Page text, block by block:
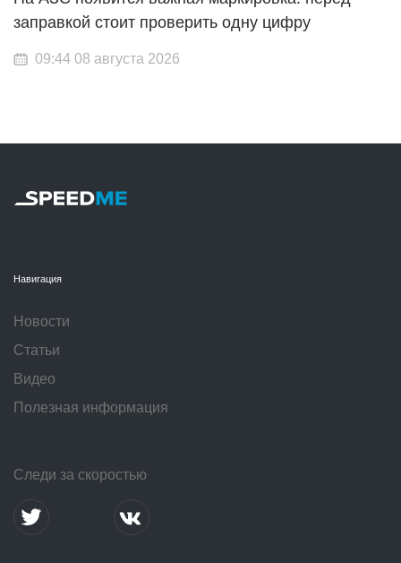
заправкой стоит проверить одну цифру
09:44 08 августа 2026
Навигация
Новости
Статьи
Видео
Полезная информация
Следи за скоростью